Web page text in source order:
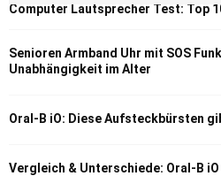
Computer Lautsprecher Test: Top
Senioren Armband Uhr mit SOS
Unabhängigkeit im Alter
Oral-B iO: Diese Aufsteckbürsten
Vergleich & Unterschiede: Oral-B